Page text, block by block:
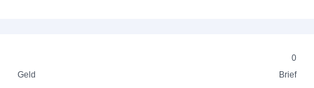
0
Geld
Brief